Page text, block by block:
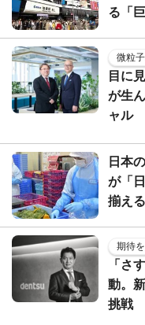
る「
微粒
目に
が生
ャル
日本
が「
揃え
期待
「さ
動。
挑戦